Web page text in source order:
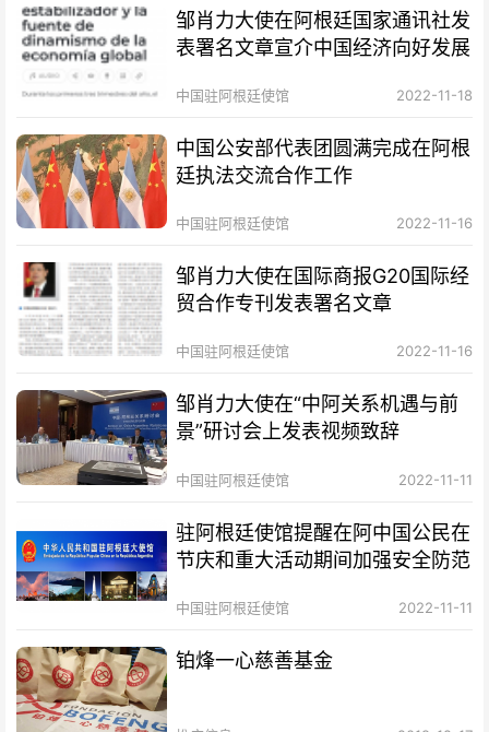
邹肖力大使在阿根廷国家通讯社发
表署名文章宣介中国经济向好发展
中国驻阿根廷使馆 2022-11-18
中国公安部代表团圆满完成在阿根
廷执法交流合作工作
中国驻阿根廷使馆 2022-11-16
邹肖力大使在国际商报G20国际经
贸合作专刊发表署名文章
中国驻阿根廷使馆 2022-11-16
邹肖力大使在“中阿关系机遇与前
景”研讨会上发表视频致辞
中国驻阿根廷使馆 2022-11-11
驻阿根廷使馆提醒在阿中国公民在
节庆和重大活动期间加强安全防范
中国驻阿根廷使馆 2022-11-11
铂烽一心慈善基金